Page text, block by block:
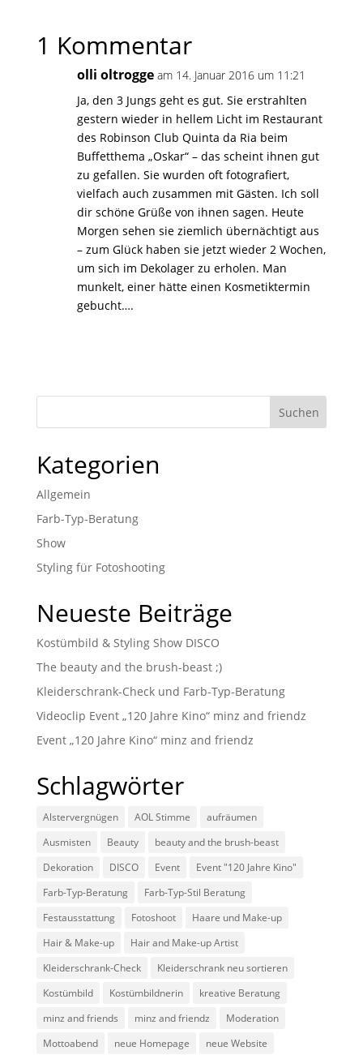
1 Kommentar
olli oltrogge am 14. Januar 2016 um 11:21
Ja, den 3 Jungs geht es gut. Sie erstrahlten
gestern wieder in hellem Licht im Restaurant
des Robinson Club Quinta da Ria beim
Buffetthema „Oskar“ – das scheint ihnen gut
zu gefallen. Sie wurden oft fotografiert,
vielfach auch zusammen mit Gästen. Ich soll
dir schöne Grüße von ihnen sagen. Heute
Morgen sehen sie ziemlich übernächtigt aus
– zum Glück haben sie jetzt wieder 2 Wochen,
um sich im Dekolager zu erholen. Man
munkelt, einer hätte einen Kosmetiktermin
gebucht….
Kategorien
Allgemein
Farb-Typ-Beratung
Show
Styling für Fotoshooting
Neueste Beiträge
Kostümbild & Styling Show DISCO
The beauty and the brush-beast ;)
Kleiderschrank-Check und Farb-Typ-Beratung
Videoclip Event „120 Jahre Kino“ minz and friendz
Event „120 Jahre Kino“ minz and friendz
Schlagwörter
Alstervergnügen AOL Stimme
aufräumen
Ausmisten
Beauty
beauty and the brush-beast
Dekoration
DISCO Event
Event "120 Jahre Kino"
Farb-Typ-Beratung
Farb-Typ-Stil Beratung
Festausstattung
Fotoshoot
Haare und Make-up
Hair & Make-up
Hair and Make-up Artist
Kleiderschrank-Check
Kleiderschrank neu sortieren
Kostümbild
Kostümbildnerin
kreative Beratung
minz and friends
minz and friendz
Moderation
Mottoabend
neue Homepage neue Website